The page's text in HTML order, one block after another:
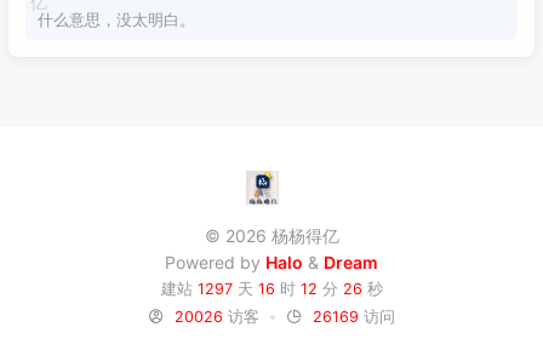
什么意思，没太明白。
© 2026 杨杨得亿
Powered by Halo & Dream
建站 1297 天 16 时 12 分 27 秒
20026 访客 26169 访问